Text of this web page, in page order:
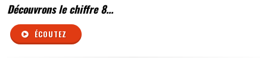
Découvrons le chiffre 8...
ÉCOUTEZ